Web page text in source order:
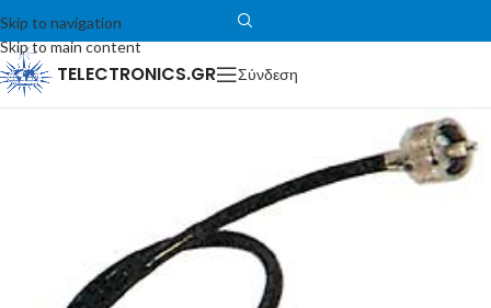
Skip to navigation
Skip to main content
TELECTRONICS.GR Σύνδεση